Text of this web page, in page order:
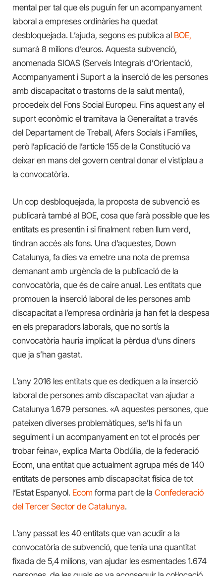
mental per tal que els puguin fer un acompanyament
laboral a empreses ordinàries ha quedat
desbloquejada. L’ajuda, segons es publica al BOE,
sumarà 8 milions d’euros. Aquesta subvenció,
anomenada SIOAS (Serveis Integrals d’Orientació,
Acompanyament i Suport a la inserció de les persones
amb discapacitat o trastorns de la salut mental),
procedeix del Fons Social Europeu. Fins aquest any el
suport econòmic el tramitava la Generalitat a través
del Departament de Treball, Afers Socials i Famílies,
però l’aplicació de l’article 155 de la Constitució va
deixar en mans del govern central donar el vistiplau a
la convocatòria.
Un cop desbloquejada, la proposta de subvenció es
publicarà també al BOE, cosa que farà possible que les
entitats es presentin i si finalment reben llum verd,
tindran accés als fons. Una d’aquestes, Down
Catalunya, fa dies va emetre una nota de premsa
demanant amb urgència de la publicació de la
convocatòria, que és de caire anual. Les entitats que
promouen la inserció laboral de les persones amb
discapacitat a l’empresa ordinària ja han fet la despesa
en els preparadors laborals, que no sortís la
convocatòria hauria implicat la pèrdua d’uns diners
que ja s’han gastat.
L’any 2016 les entitats que es dediquen a la inserció
laboral de persones amb discapacitat van ajudar a
Catalunya 1.679 persones. «A aquestes persones, que
pateixen diverses problemàtiques, se’ls hi fa un
seguiment i un acompanyament en tot el procés per
trobar feina», explica Marta Obdúlia, de la federació
Ecom, una entitat que actualment agrupa més de 140
entitats de persones amb discapacitat física de tot
l’Estat Espanyol. Ecom forma part de la Confederació
del Tercer Sector de Catalunya.
L’any passat les 40 entitats que van acudir a la
convocatòria de subvenció, que tenia una quantitat
fixada de 5,4 milions, van ajudar les esmentades 1.674